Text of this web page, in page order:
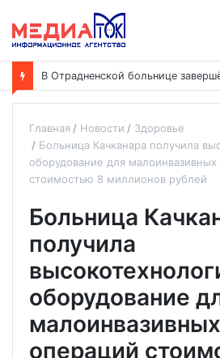
Главная Новости
Здоровье
Больница Качканара получила
оборудование для
стоимостью 8 миллионов рублей
Больница
получила
оборудование
малоинвазивных
операций